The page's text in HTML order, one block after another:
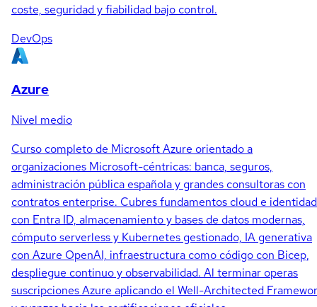
coste, seguridad y fiabilidad bajo control.
DevOps
Azure
Nivel medio
Curso completo de Microsoft Azure orientado a
organizaciones Microsoft-céntricas: banca, seguros,
administración pública española y grandes consultoras con
contratos enterprise. Cubres fundamentos cloud e identidad
con Entra ID, almacenamiento y bases de datos modernas,
cómputo serverless y Kubernetes gestionado, IA generativa
con Azure OpenAI, infraestructura como código con Bicep,
despliegue continuo y observabilidad. Al terminar operas
suscripciones Azure aplicando el Well-Architected